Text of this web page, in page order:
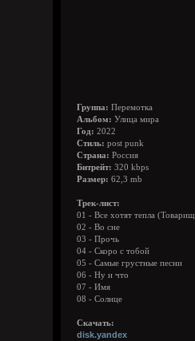
Группа: Перемотка
Альбом: Улица мира
Год: 2022
Стиль: post punk
Страна: Россия
Битрейт: 320 kbps
Размер: 62,3 mb
Трек-лист:
01 - Все хотят тепла
02 - Во сне
03 - Прочь
04 - Скоро с тобой
05 - Самые грустные песни
06 - Ну и что
07 - Имя
08 - Солнце
Скачать:
disk.yandex